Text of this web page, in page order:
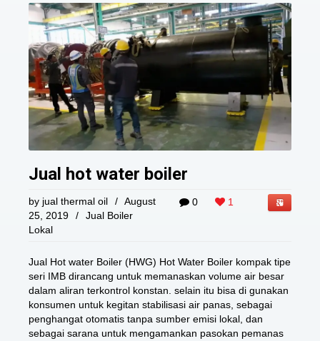
Jual hot water boiler
0 1
by jual thermal oil / August
25, 2019
/
Jual Boiler
Lokal
Jual Hot water Boiler (HWG) Hot Water Boiler kompak tipe
seri IMB dirancang untuk memanaskan volume air besar
dalam aliran terkontrol konstan. selain itu bisa di gunakan
konsumen untuk kegitan stabilisasi air panas, sebagai
penghangat otomatis tanpa sumber emisi lokal, dan
sebagai sarana untuk mengamankan pasokan pemanas